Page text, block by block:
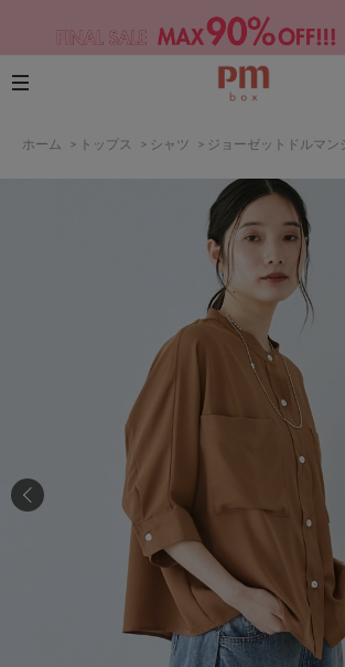
ホーム > トップス > シャツ > ジョーゼットドルマン